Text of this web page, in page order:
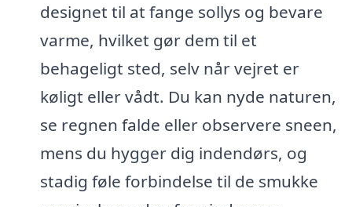
designet til at fange sollys og bevare
varme, hvilket gør dem til et
behageligt sted, selv når vejret er
køligt eller vådt. Du kan nyde naturen,
se regnen falde eller observere sneen,
mens du hygger dig indendørs, og
stadig føle forbindelse til de smukke